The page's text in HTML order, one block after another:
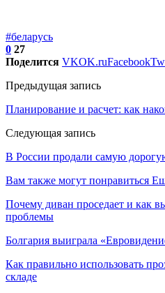
#беларусь
0 27
Поделится VKOK.ruFacebook
Предыдущая запись
Планирование и расчет: как
Следующая запись
В России продали самую
Вам также могут понравиться
Почему диван проседает и как
проблемы
Болгария выиграла
Как правильно использовать
складе